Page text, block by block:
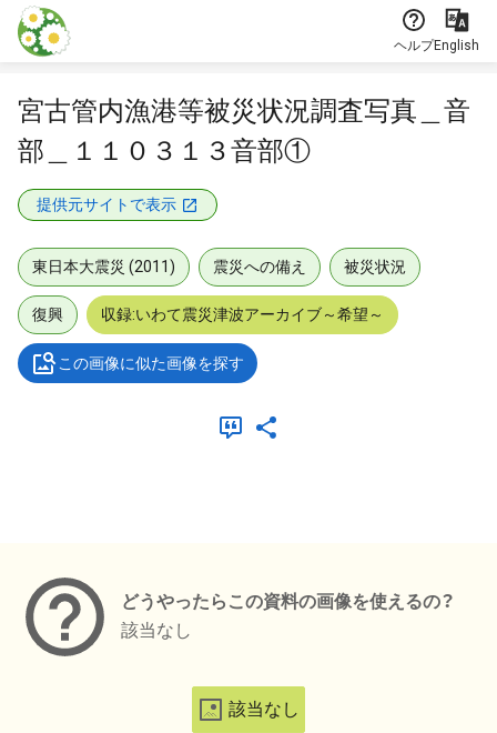
本文に飛ぶ
ヘルプEnglish
宮古管内漁港等被災状況調査写真＿音
部＿１１０３１３音部①
提供元サイトで表示
東日本大震災 (2011) 震災への備え 被災状況
復興 収録:いわて震災津波アーカイブ～希望～
この画像に似た画像を探す
どうやったらこの資料の画像を使えるの？
該当なし
該当なし